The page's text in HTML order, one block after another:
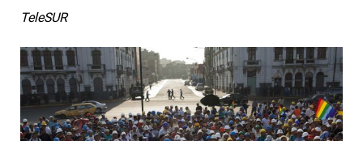
TeleSUR